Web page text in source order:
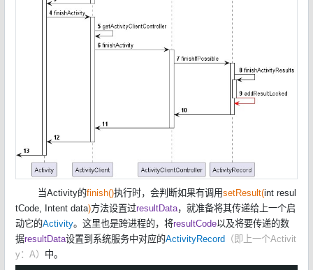
当Activity的finish()执行时，会判断如果有调用setResult(int resul
tCode, Intent data)方法设置过resultData，就准备将其传递给上一个启
动它的Activity。这里也是跨进程的，将resultCode以及将要传递的数
据resultData设置到系统服务中对应的ActivityRecord （即上一个Activit
y：A） 中。